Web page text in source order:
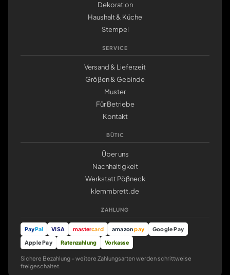
Dekoration
Haushalt & Küche
Stempel
SERVICE
Versand & Lieferzeit
Größen & Gebinde
Muster
Für Betriebe
Kontakt
BÜTIC
Über uns
Nachhaltigkeit
Werkstatt Pößneck
klemmbrett.de
ZAHLUNG
PayPal VISA mastercard amazonpay
Google Pay
Apple Pay
Ratenzahlung Vorkasse
Sichere Bezahlung – weitere Zahlungsarten werden schrittweise
freigeschaltet.